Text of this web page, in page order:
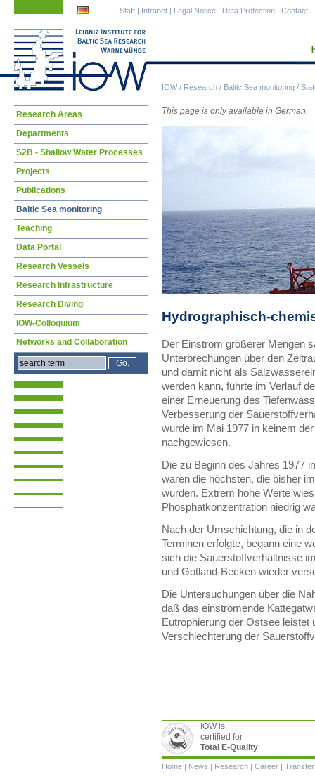
IOW/ Research / Baltic Sea monitoring /
Staff | Intranet | Legal Notice | Data Protection | Contact
This page is only available in German.
Hydrographisch-
Der Einstrom größerer Mengen
Unterbrechungen über den
und damit nicht als
werden kann, führte im Verlauf
einer Erneuerung des
Verbesserung der
wurde im Mai 1977 in keinem
nachgewiesen.
Die zu Beginn des Jahres 1977
waren die höchsten, die bisher
wurden. Extrem hohe Werte
Phosphatkonzentration niedrig
Nach der Umschichtung, die in
Terminen erfolgte, begann eine
sich die Sauerstoffverhältnisse
und Gotland-Becken wieder
Die Untersuchungen über die
daß das einströmende
Eutrophierung der Ostsee leistet
Verschlechterung der
Skip
Research Areas
Departments
S2B - Shallow Water Processes
Projects
Publications
Baltic Sea monitoring
Teaching
Data Portal
Research Vessels
Research Infrastructure
Research Diving
IOW-Colloquium
Networks and Collaboration
IOW is
certified for
Total E-Quality
Skip
navigation
Home | News | Research | Career | Transfer